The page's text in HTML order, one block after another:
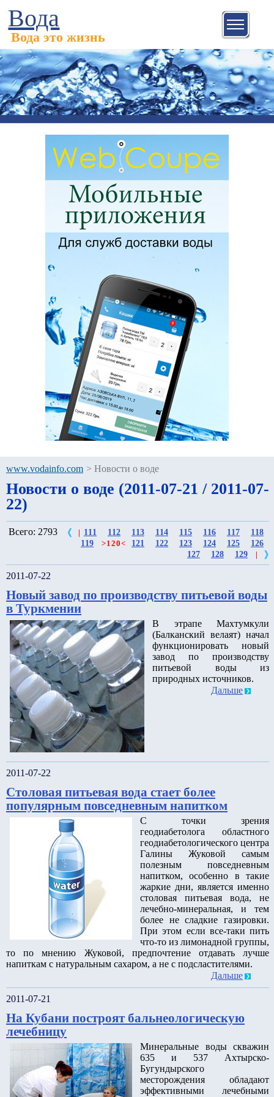
Вода
Вода это жизнь
www.vodainfo.com > Новости о воде
Новости о воде (2011-07-21 / 2011-07-
22)
Всего: 2793 111 112 113 114 115 116 117
118
119
>120< 121 122 123 124 125
126
127
128 129
2011-07-22
Новый завод по производству питьевой воды
в Туркмении
В этрапе Махтумкули
(Балканский велаят) начал
функционировать новый
завод по производству
питьевой воды из
природных источников.
Дальше
2011-07-22
Столовая питьевая вода стает более
популярным повседневным напитком
С точки зрения
геодиабетолога областного
геодиабетологического центра
Галины Жуковой самым
полезным повседневным
напитком, особенно в такие
жаркие дни, является именно
столовая питьевая вода, не
лечебно-минеральная, и тем
более не сладкие газировки.
При этом если все-таки пить
что-то из лимонадной группы,
то по мнению Жуковой, предпочтение отдавать лучше
напиткам с натуральным сахаром, а не с подсластителями.
Дальше
2011-07-21
На Кубани построят бальнеологическую
лечебницу
Минеральные воды скважин
635 и 537 Ахтырско-
Бугундырского
месторождения обладают
эффективными лечебными